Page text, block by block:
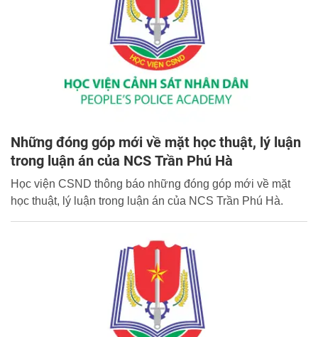
Những đóng góp mới về mặt học thuật, lý luận
trong luận án của NCS Trần Phú Hà
Học viện CSND thông báo những đóng góp mới về mặt
học thuật, lý luận trong luận án của NCS Trần Phú Hà.